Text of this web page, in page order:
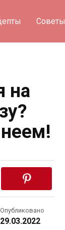
Советы
на
Опубликовано
29.03.2022